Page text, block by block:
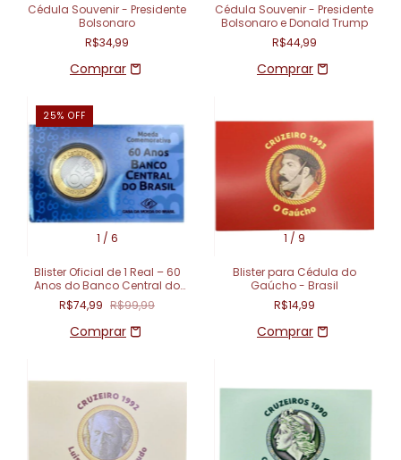
Cédula Souvenir - Presidente
Bolsonaro
R$34,99
Cédula Souvenir - Presidente
Bolsonaro e Donald Trump
R$44,99
1 / 6
25% OFF
Blister Oficial de 1 Real – 60
Anos do Banco Central do
Brasil (1965–2025)
R$74,99 R$99,99
1 / 9
Blister para Cédula do
Gaúcho - Brasil
R$14,99